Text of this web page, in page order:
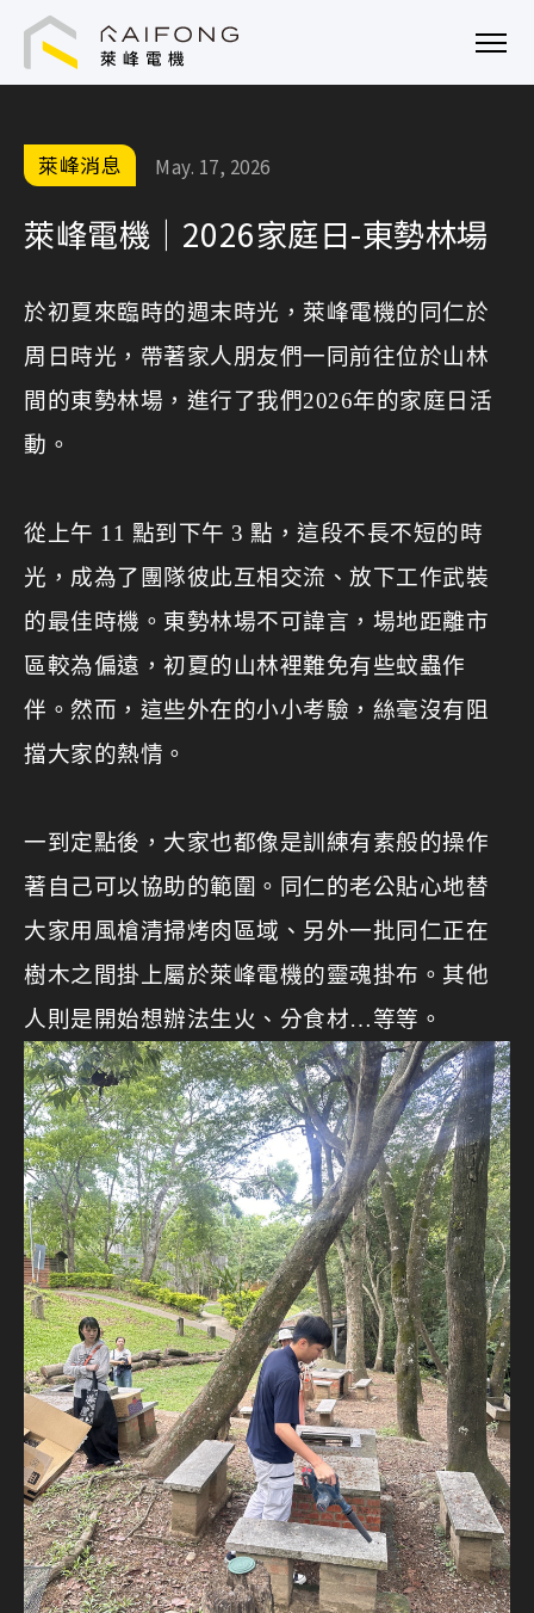
萊峰電機技術顧問股份有限公司
萊峰消息 May. 17, 2026
萊峰電機｜2026家庭日-東勢林場
於初夏來臨時的週末時光，萊峰電機的同仁於
周日時光，帶著家人朋友們一同前往位於山林
間的東勢林場，進行了我們2026年的家庭日活
動。
從上午 11 點到下午 3 點，這段不長不短的時
光，成為了團隊彼此互相交流、放下工作武裝
的最佳時機。 東勢林場不可諱言，場地距離市
區較為偏遠，初夏的山林裡難免有些蚊蟲作
伴。然而，這些外在的小小考驗，絲毫沒有阻
擋大家的熱情。
一到定點後，大家也都像是訓練有素般的操作
著自己可以協助的範圍。同仁的老公貼心地替
大家用風槍清掃烤肉區域、另外一批同仁正在
樹木之間掛上屬於萊峰電機的靈魂掛布。其他
人則是開始想辦法生火、分食材…等等。